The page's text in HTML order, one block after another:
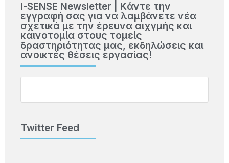
Ι-SENSE Newsletter | Kάντε την
εγγραφή σας για να λαμβάνετε νέα
σχετικά με την έρευνα αιχγμής και
καινοτομία στους τομείς
δραστηριότητας μας, εκδηλώσεις και
ανοικτές θέσεις εργασίας!
Twitter Feed